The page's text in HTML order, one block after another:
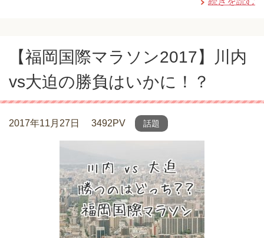
【福岡国際マラソン2017】川内
vs大迫の勝負はいかに！？
2017年11月27日 3492PV 話題